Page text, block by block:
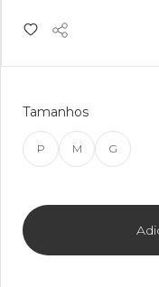
Tamanhos
P M G